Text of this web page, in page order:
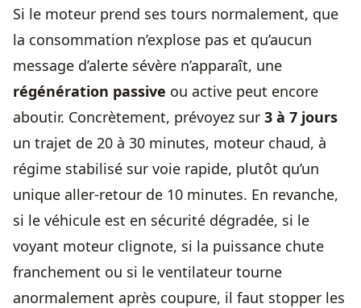
Si le moteur prend ses tours normalement, que
la consommation n’explose pas et qu’aucun
message d’alerte sévère n’apparaît, une
régénération passive ou active peut encore
aboutir. Concrètement, prévoyez sur 3 à 7 jours
un trajet de 20 à 30 minutes, moteur chaud, à
régime stabilisé sur voie rapide, plutôt qu’un
unique aller-retour de 10 minutes. En revanche,
si le véhicule est en sécurité dégradée, si le
voyant moteur clignote, si la puissance chute
franchement ou si le ventilateur tourne
anormalement après coupure, il faut stopper les